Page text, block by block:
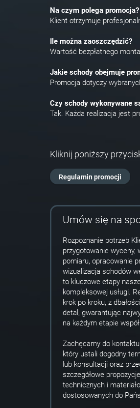
Na czym polega promocja?
Klient otrzymuje
Ile można zaoszczędzić?
Wartość bezpłatnego
Jakie schody obejmuje
Promocja dotyczy
Czy schody wykonywane
Tak. Każda realizacja jest
Kliknij poniższy
Regulamin promocji
Umów się na
Rozpoznanie potrzeb
przygotowanie wyceny,
pomiaru, opracowanie
wizualizacja schodów
to kluczowe etapy
kompleksowej usługi.
krok po kroku, z
detal, gwarantując
na każdym etapie
Zachęcamy do
który ustali dogodny
lub konsultacji oraz
szczegółowe
technicznych i
dostosowanych do